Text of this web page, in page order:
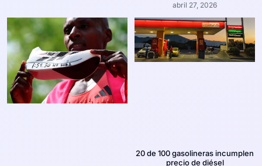
abril 27, 2026
20 de 100 gasolineras incumplen
precio de diésel